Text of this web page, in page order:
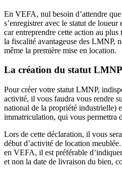
En VEFA, nul besoin d’attendre
s’enregistrer avec le statut de
car entreprendre cette action au
la fiscalité avantageuse des LMNP,
même la première mise en location.
La création du statut LMNP
Pour créer votre statut LMNP,
activité, il vous faudra vous rendre
national de la propriété industrielle)
immatriculation, qui vous permettra
Lors de cette déclaration, il vous
début d’activité de location
en VEFA, il est préférable
et non la date de livraison du bien,